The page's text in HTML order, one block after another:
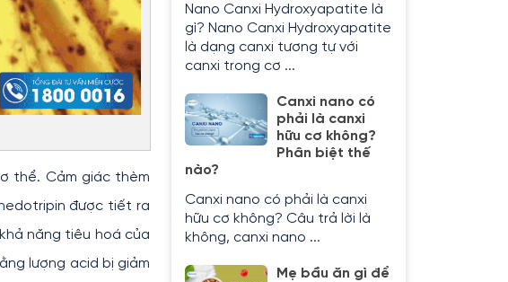
thể. Cảm giác thèm
được tiết ra
năng tiêu hoá của
lượng acid bị giảm
Nano Canxi Hydroxyapatite là
gì? Nano Canxi Hydroxyapatite
là dạng canxi tương tự với
canxi trong cơ ...
Canxi nano có
phải là canxi
hữu cơ không?
Phân biệt thế
nào?
Canxi nano có phải là canxi
hữu cơ không? Câu trả lời là
không, canxi nano ...
Mẹ bầu ăn gì để